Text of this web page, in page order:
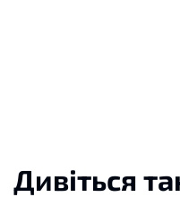
Дивіться